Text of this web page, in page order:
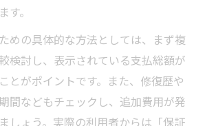
す。
めの具体的な方法としては、まず複
検討し、表示されている支払総額が
とがポイントです。また、修復歴や
間などもチェックし、追加費用が発
しょう。実際の利用者からは「保証